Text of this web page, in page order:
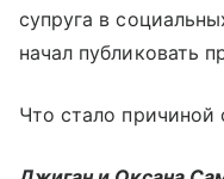
супруга в
начал публиковать
Что стало причиной